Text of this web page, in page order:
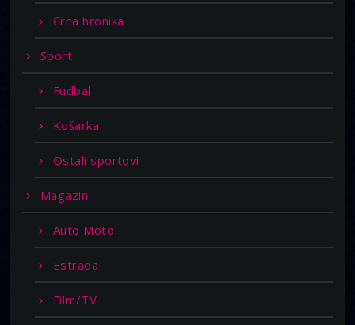
Crna hronika
Sport
Fudbal
Košarka
Ostali sportovi
Magazin
Auto Moto
Estrada
Film/TV